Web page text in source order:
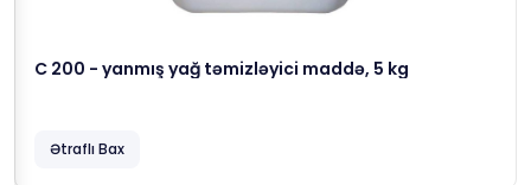
C 200 - yanmış yağ təmizləyici maddə, 5 kg
Ətraflı Bax